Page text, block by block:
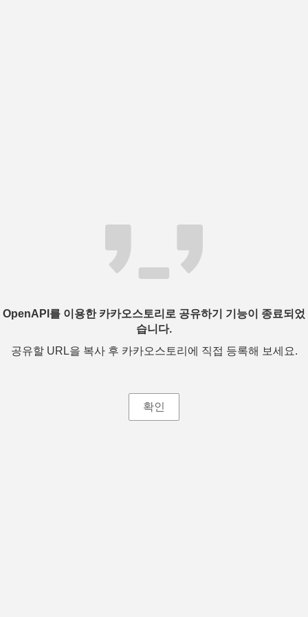
OpenAPI를 이용한 카카오스토리로 공유하기 기능이 종료되었
습니다.
공유할 URL을 복사 후 카카오스토리에 직접 등록해 보세요.
확인